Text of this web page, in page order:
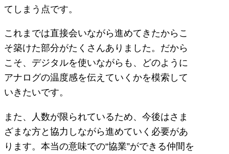
てしまう点です。
これまでは直接会いながら進めてきたからこ
そ築けた部分がたくさんありました。だから
こそ、デジタルを使いながらも、どのように
アナログの温度感を伝えていくかを模索して
いきたいです。
また、人数が限られているため、今後はさま
ざまな方と協力しながら進めていく必要があ
ります。本当の意味での“協業”ができる仲間を